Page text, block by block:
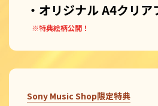
・オリジナル A4クリア
※特典絵柄公開！
Sony Music Shop限定特典